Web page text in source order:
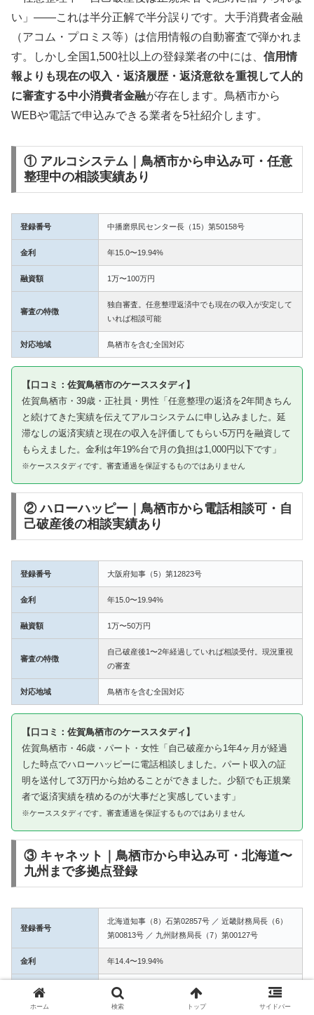
い」——これは半分正解で半分誤りです。大手消費者金融
（アコム・プロミス等）は信用情報の自動審査で弾かれま
す。しかし全国1,500社以上の登録業者の中には、 信用情
報よりも現在の収入・返済履歴・返済意欲を重視して人的
に審査する中小消費者金融が存在します。鳥栖市から
WEBや電話で申込みできる業者を5社紹介します。
① アルコシステム｜鳥栖市から申込み可・任意
整理中の相談実績あり
登録番号 中播磨県民センター長（15）第50158号
金利 年15.0〜19.94%
融資額 1万〜100万円
審査の特徴
独自審査。任意整理返済中でも現在の収入が安定して
いれば相談可能
対応地域 鳥栖市を含む全国対応
【口コミ：佐賀鳥栖市のケーススタディ】
佐賀鳥栖市・39歳・正社員・男性「任意整理の返済を2年間きちん
と続けてきた実績を伝えてアルコシステムに申し込みました。延
滞なしの返済実績と現在の収入を評価してもらい5万円を融資して
もらえました。金利は年19%台で月の負担は1,000円以下です」
※ケーススタディです。審査通過を保証するものではありません
② ハローハッピー｜鳥栖市から電話相談可・自
己破産後の相談実績あり
登録番号 大阪府知事（5）第12823号
金利 年15.0〜19.94%
融資額 1万〜50万円
審査の特徴
自己破産後1〜2年経過していれば相談受付。現況重視
の審査
対応地域 鳥栖市を含む全国対応
【口コミ：佐賀鳥栖市のケーススタディ】
佐賀鳥栖市・46歳・パート・女性「自己破産から1年4ヶ月が経過
した時点でハローハッピーに電話相談しました。パート収入の証
明を送付して3万円から始めることができました。少額でも正規業
者で返済実績を積めるのが大事だと実感しています」
※ケーススタディです。審査通過を保証するものではありません
③ キャネット｜鳥栖市から申込み可・北海道〜
九州まで多拠点登録
登録番号
北海道知事（8）石第02857号 ／ 近畿財務局長（6）
第00813号 ／ 九州財務局長（7）第00127号
金利 年14.4〜19.94%
融資額 1万〜50万円
ホーム 検索 トップ サイドバー